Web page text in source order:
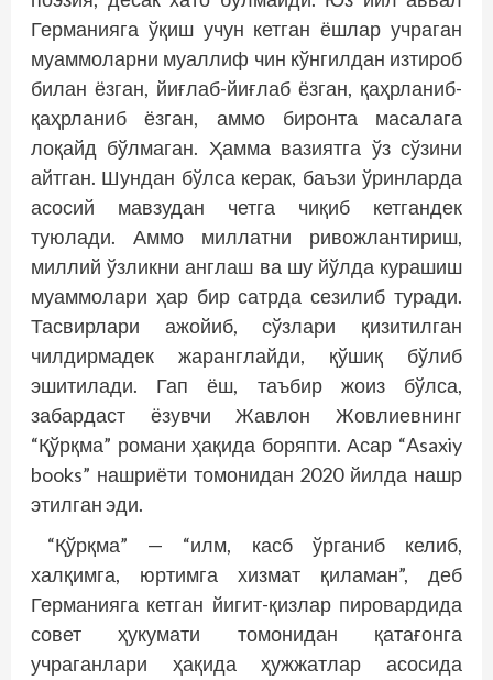
Германияга ўқиш учун кетган ёшлар учраган
муаммоларни муаллиф чин кўнгилдан изтироб
билан ёзган, йиғлаб-йиғлаб ёзган, қаҳрланиб-
қаҳрланиб ёзган, аммо биронта масалага
лоқайд бўлмаган. Ҳамма вазиятга ўз сўзини
айтган. Шундан бўлса керак, баъзи ўринларда
асосий мавзудан четга чиқиб кетгандек
туюлади. Аммо миллатни ривожлантириш,
миллий ўзликни англаш ва шу йўлда курашиш
муаммолари ҳар бир сатрда сезилиб туради.
Тасвирлари ажойиб, сўзлари қизитилган
чилдирмадек жаранглайди, қўшиқ бўлиб
эшитилади. Гап ёш, таъбир жоиз бўлса,
забардаст ёзувчи Жавлон Жовлиевнинг
“Қўрқма” романи ҳақида боряпти. Асар “Asaxiy
books” нашриёти томонидан 2020 йилда нашр
этилган эди.
“Қўрқма” — “илм, касб ўрганиб келиб,
халқимга, юртимга хизмат қиламан”, деб
Германияга кетган йигит-қизлар пировардида
совет ҳукумати томонидан қатағонга
учраганлари ҳақида ҳужжатлар асосида